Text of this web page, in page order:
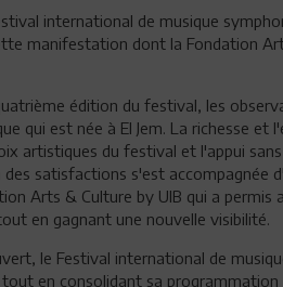
international de musique
manifestation dont la Fondation
édition du festival, les
qui est née à El Jem. La richesse et
artistiques du festival et l'appui
satisfactions s'est accompagnée
Arts & Culture by UIB qui a permis
en gagnant une nouvelle visibilité.
le Festival international de
en consolidant sa